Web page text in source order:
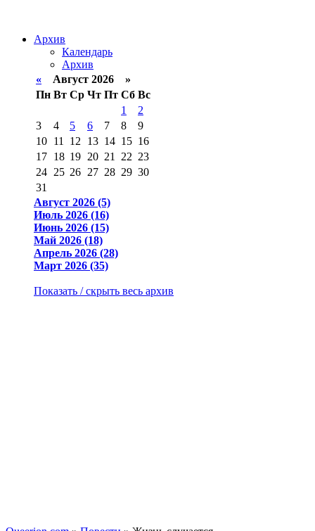
Архив
Календарь
Архив
« Август 2026 »
Пн Вт Ср Чт Пт Сб Вс
1
2
3
4 5 6 7 8
9
10 11 12 13 14 15 16
17 18 19 20 21 22 23
24 25 26 27 28 29 30
31
Август 2026 (5)
Июль 2026 (16)
Июнь 2026 (15)
Май 2026 (18)
Апрель 2026 (28)
Март 2026 (35)
Показать / скрыть весь архив